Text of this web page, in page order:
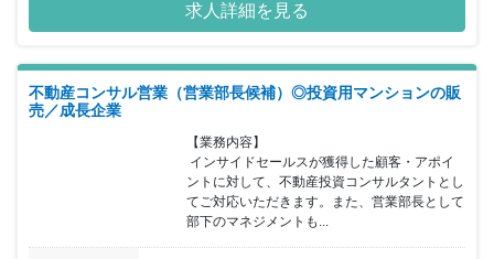
求人詳細を見る
不動産コンサル営業（営業部長候補）◎投資用マンションの販
売／成長企業
【業務内容】
ントに対して、不動産投資コンサルタントとし
てご対応いただきます。また、営業部長として
部下のマネジメントも...